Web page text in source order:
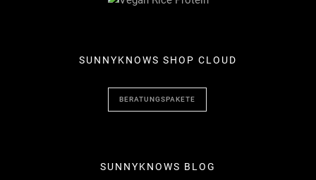
SUNNYKNOWS SHOP CLOUD
BERATUNGSPAKETE
SUNNYKNOWS BLOG